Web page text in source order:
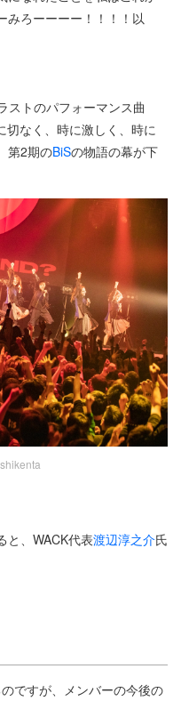
みろーーーー！！！！以
ストのパフォーマンス曲
切なく、時に激しく、時に
第2期のBiSの物語の幕が下
と、WACK代表渡辺淳之介氏
のですが、メンバーの今後の